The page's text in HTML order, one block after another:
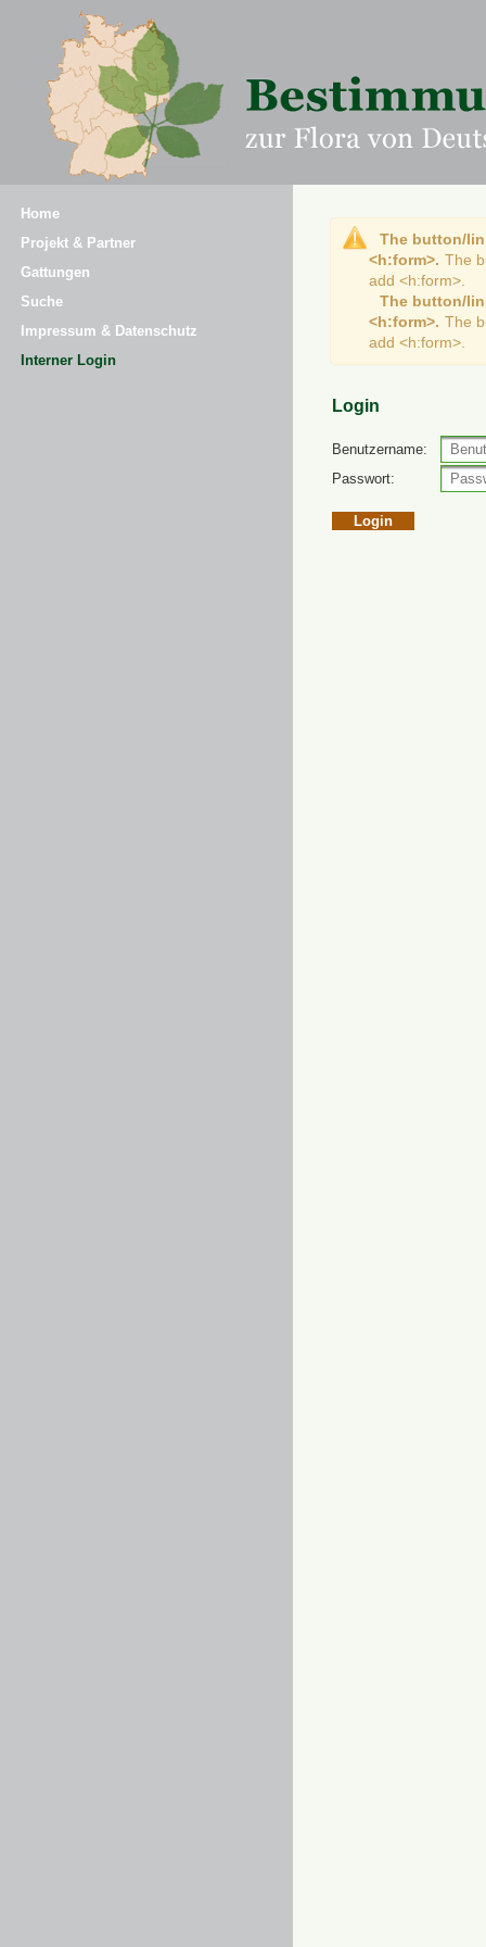
Home
Projekt & Partner
Gattungen
Suche
Impressum & Datenschutz
Interner Login
The button/
<h:form>. The
add <h:form>.
The button/
<h:form>. The
add <h:form>.
Login
Benutzername:
Passwort: